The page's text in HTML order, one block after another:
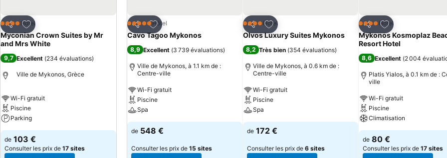
Partager
Ajouter à mes favoris
4 ÉtoilesHôtel
Myconian Crown Suites by Mr
and Mrs White
9,7 Excellent (234 évaluations)
Ville de Mykonos, Grèce
Wi-Fi gratuit
Piscine
Parking
de 103 €
Consulter les prix de 17 sites
Partager
Ajouter à mes favoris
5 Étoiles Hôtel
Cavo Tagoo Mykonos
8,9 Excellent (3 739 évaluations)
Ville de Mykonos, à 1.1 km de :
Centre-ville
Wi-Fi gratuit
Piscine
Spa
de 548 €
Consulter les prix de 15 sites
Partager
Ajouter à mes favoris
4 ÉtoilesHôtel
Olvos Luxury Suites Mykonos
8,2 Très bien (354 évaluations)
Ville de Mykonos, à 0.6 km de :
Centre-ville
Wi-Fi gratuit
Piscine
Spa
de 172 €
Consulter les prix de 6 sites
Partager
Ajouter à mes
4 ÉtoilesHôtel
Mykonos Kosmoplaz
Resort Hotel
8,6 Excellent (2 004
Platis Yialos, à 0.1 km de :
ville
Wi-Fi gratuit
Piscine
Climatisation
de 80 €
Consulter les prix de 17 sites